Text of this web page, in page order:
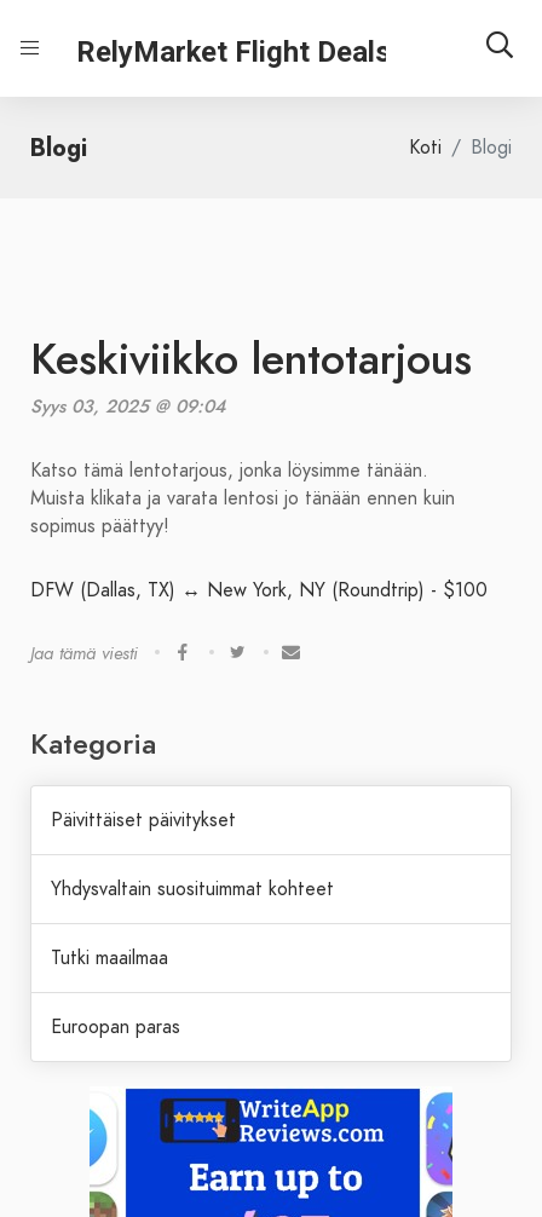
RelyMarket Flight Deals
Blogi Koti Blogi
Keskiviikko lentotarjous
Syys 03, 2025 @ 09:04
Katso tämä lentotarjous, jonka löysimme tänään.
Muista klikata ja varata lentosi jo tänään ennen kuin
sopimus päättyy!
DFW (Dallas, TX) ↔ New York, NY (Roundtrip) - $100
Jaa tämä viesti
Kategoria
Päivittäiset päivitykset
Yhdysvaltain suosituimmat kohteet
Tutki maailmaa
Euroopan paras